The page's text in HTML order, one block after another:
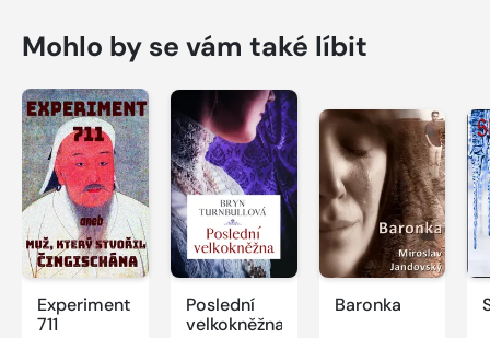
Mohlo by se vám také líbit
Experiment
711
Poslední
velkokněžna
Baronka